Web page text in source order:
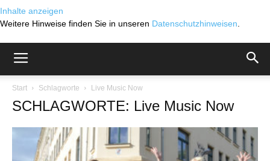
Inhalte anzeigen
Weitere Hinweise finden Sie in unseren Datenschutzhinweisen
Start Schlagworte Live Music Now
SCHLAGWORTE: Live Music Now